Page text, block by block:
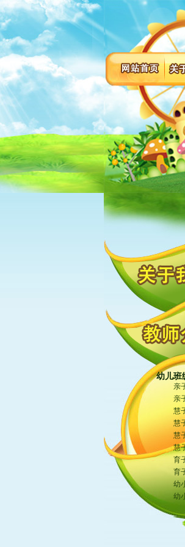
幼儿班
亲
亲
慧
慧
慧
慧
育
育
幼
幼